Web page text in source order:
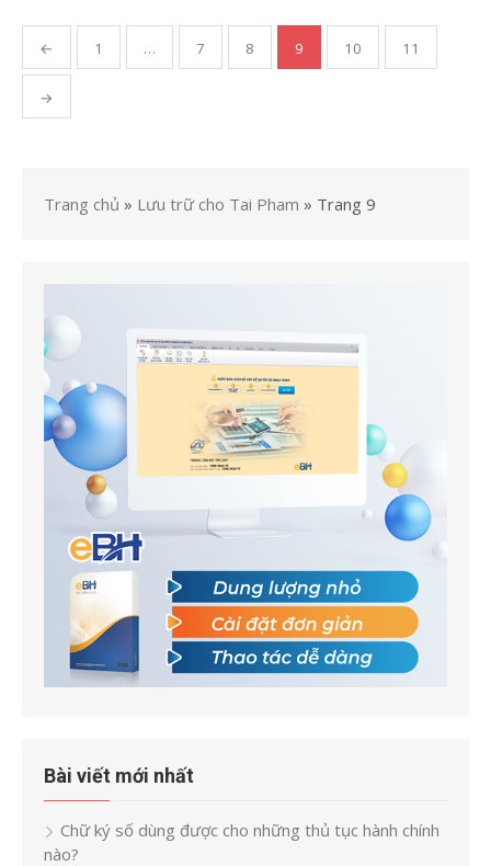
Điều
hướng
bài
← 1 … 7 8 9 10 11
→
Trang chủ » Lưu trữ cho Tai Pham » Trang 9
Bài viết mới nhất
Chữ ký số dùng được cho những thủ tục hành chính
nào?